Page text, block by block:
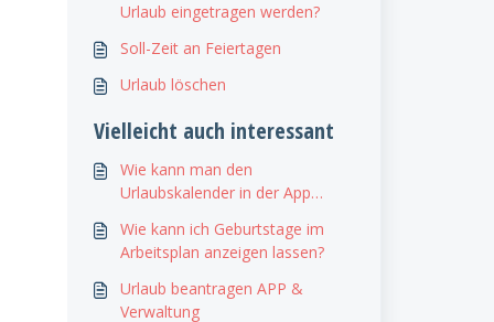
Urlaub eingetragen werden?
Soll-Zeit an Feiertagen
Urlaub löschen
Vielleicht auch interessant
Wie kann man den
Urlaubskalender in der App
Wie kann ich Geburtstage im
Arbeitsplan anzeigen lassen?
Urlaub beantragen APP &
Verwaltung